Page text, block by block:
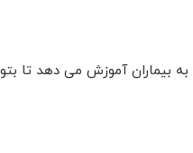
آموزش می دهد تا